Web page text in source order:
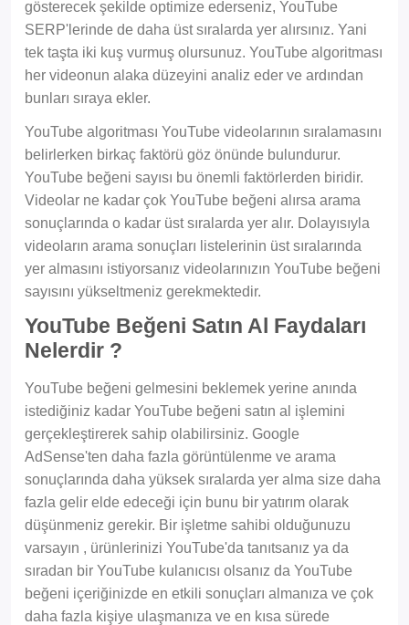
gösterecek şekilde optimize ederseniz, YouTube
SERP'lerinde de daha üst sıralarda yer alırsınız. Yani
tek taşta iki kuş vurmuş olursunuz. YouTube algoritması
her videonun alaka düzeyini analiz eder ve ardından
bunları sıraya ekler.
YouTube algoritması YouTube videolarının sıralamasını
belirlerken birkaç faktörü göz önünde bulundurur.
YouTube beğeni sayısı bu önemli faktörlerden biridir.
Videolar ne kadar çok YouTube beğeni alırsa arama
sonuçlarında o kadar üst sıralarda yer alır. Dolayısıyla
videoların arama sonuçları listelerinin üst sıralarında
yer almasını istiyorsanız videolarınızın YouTube beğeni
sayısını yükseltmeniz gerekmektedir.
YouTube Beğeni Satın Al Faydaları
Nelerdir ?
YouTube beğeni gelmesini beklemek yerine anında
istediğiniz kadar YouTube beğeni satın al işlemini
gerçekleştirerek sahip olabilirsiniz. Google
AdSense'ten daha fazla görüntülenme ve arama
sonuçlarında daha yüksek sıralarda yer alma size daha
fazla gelir elde edeceği için bunu bir yatırım olarak
düşünmeniz gerekir. Bir işletme sahibi olduğunuzu
varsayın , ürünlerinizi YouTube'da tanıtsanız ya da
sıradan bir YouTube kulanıcısı olsanız da YouTube
beğeni içeriğinizde en etkili sonuçları almanıza ve çok
daha fazla kişiye ulaşmanıza ve en kısa sürede